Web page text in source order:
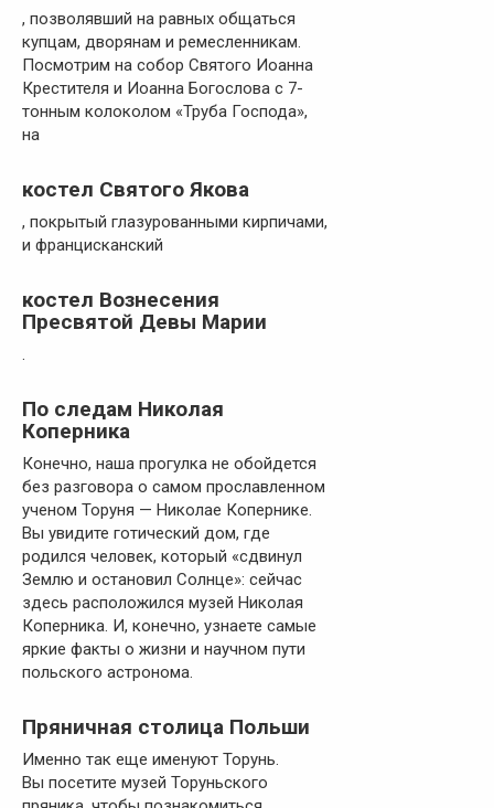
, позволявший на равных общаться
купцам, дворянам и ремесленникам.
Посмотрим на собор Святого Иоанна
Крестителя и Иоанна Богослова с 7-
тонным колоколом «Труба Господа»,
на
костел Святого Якова
, покрытый глазурованными кирпичами,
и францисканский
костел Вознесения
Пресвятой Девы Марии
.
По следам Николая
Коперника
Конечно, наша прогулка не обойдется
без разговора о самом прославленном
ученом Торуня — Николае Копернике.
Вы увидите готический дом, где
родился человек, который «сдвинул
Землю и остановил Солнце»: сейчас
здесь расположился музей Николая
Коперника. И, конечно, узнаете самые
яркие факты о жизни и научном пути
польского астронома.
Пряничная столица Польши
Именно так еще именуют Торунь.
Вы посетите музей Торуньского